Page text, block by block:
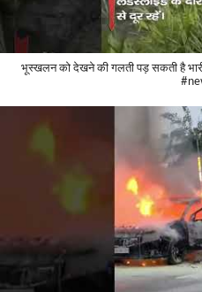
भूस्खलन को देखने की गलती पड़ सकती है